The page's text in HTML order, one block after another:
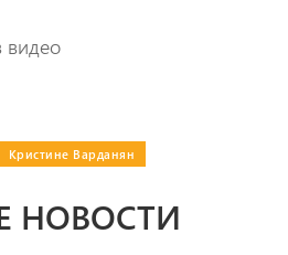
Кристине Варданян
НОВОСТИ